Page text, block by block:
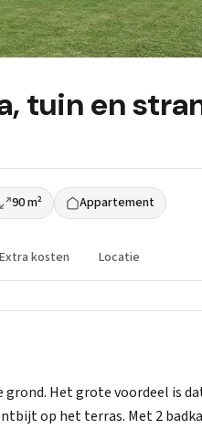
tuin en
90 m² Appartement
Extra kosten Locatie
Het grote voordeel is
op het terras. Met 2